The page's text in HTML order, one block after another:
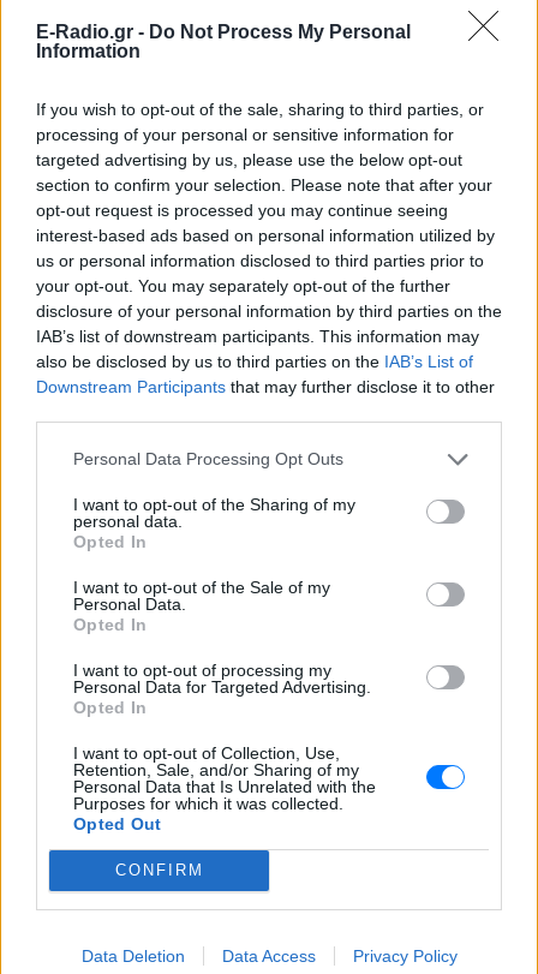
E-Radio.gr - Do Not Process My Personal
Information
If you wish to opt-out of the sale, sharing to third parties, or
processing of your personal or sensitive information for
targeted advertising by us, please use the below opt-out
section to confirm your selection. Please note that after your
opt-out request is processed you may continue seeing
interest-based ads based on personal information utilized by
us or personal information disclosed to third parties prior to
your opt-out. You may separately opt-out of the further
disclosure of your personal information by third parties on the
IAB’s list of downstream participants. This information may
also be disclosed by us to third parties on the IAB’s List of
Downstream Participants that may further disclose it to other
Personal Data Processing Opt Outs
I want to opt-out of the Sharing of my
personal data.
Opted In
I want to opt-out of the Sale of my
Personal Data.
Opted In
I want to opt-out of processing my
Personal Data for Targeted Advertising.
Opted In
I want to opt-out of Collection, Use,
Retention, Sale, and/or Sharing of my
Personal Data that Is Unrelated with the
Purposes for which it was collected.
Opted Out
CONFIRM
Data Deletion Data Access Privacy Policy
ΔΕΙΤΕ ΕΠΙΣΗΣ
ΣΤΗΝ ΙΔΙΑ ΚΑΤΗΓΟΡΙΑ
Πάτρα: Παιδί 2,5 ετών έπεσε
από μπαλκόνι – Δέντρο
σταμάτησε την πτώση του
ΠΡΙΝ 11 ΏΡΕΣ
Οι αρμόδιες υπηρεσίες κινητοποιήθηκαν
άμεσα και το παιδί μεταφέρθηκε στο
Καραμανδάνειο Νοσοκομείο Παίδων
Πάτρας.
Καταδίωξη στη Θεσσαλονίκη
κλεμμένο Ι.Χ. αφού έσπασαν το
ΠΡΙΝ 11 ΏΡΕΣ
«Αν ήταν κάποιος πάνω από την
περιγραφή του πατέρα του
4χρονου που πνίγηκε στην Πάρο
«Φωνάζαμε, κλαίγαμε, ουρλιάζαμε»